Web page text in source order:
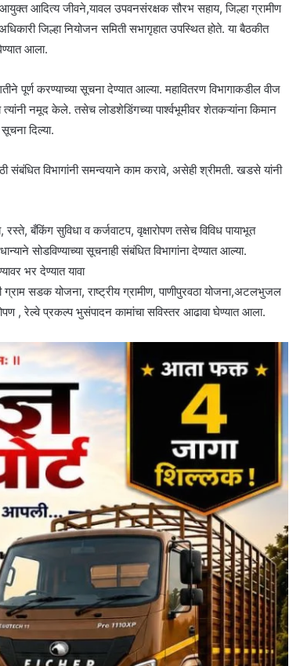
आयुक्त आदित्य जीवने,यावल उपवनसंरक्षक सौरभ सहाय, जिल्हा ग्रामीण
जिल्हा नियोजन समिती सभागृहात उपस्थित होते. या बैठकीत
आला.
पूर्ण करण्याच्या सूचना देण्यात आल्या. महावितरण विभागाकडील वीज
नमूद केले. तसेच लोडशेडिंगच्या पार्श्वभूमीवर शेतकऱ्यांना किमान
दिल्या.
संबंधित विभागांनी समन्वयाने काम करावे, असेही श्रीमती. खडसे यांनी
बँकिंग सुविधा व कर्जवाटप, वृक्षारोपण तसेच विविध पायाभूत
सोडविण्याच्या सूचनाही संबंधित विभागांना देण्यात आल्या.
भर देण्यात यावा
सडक योजना, राष्ट्रीय ग्रामीण, पाणीपुरवठा योजना,अटलभुजल
, रेल्वे प्रकल्प भुसंपादन कामांचा सविस्तर आढावा घेण्यात आला.